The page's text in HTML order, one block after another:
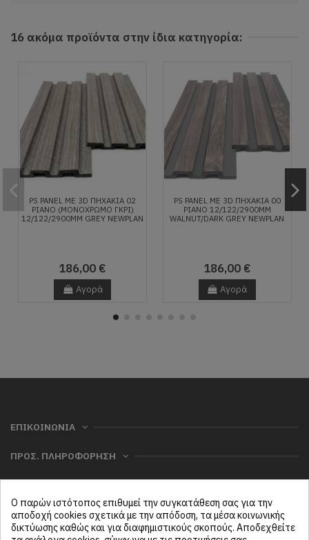
16 ακόμα προϊόντα στην ίδια κατηγορία:
PS PANEL ΜΕ 3D ΠΗΧΑΚΙΑ 02
PIANO (ΜΟΝΟΧΡΩΜΟ ΓΚΡΙ)
12/122/2900MM GREY NEWPLAN
186,00 €
Αγορά
PS PANEL ΜΕ 3D ΠΗΧΑΚΙΑ 00
PIANO 12/122/2900MM
WALNUT/DARK GREY NEWPLAN
186,00 €
Αγορά
ΕΠΙΚΟΙΝΩΝΙΑ
ΠΡΟΣ. ΠΛΗΡΟΦΟΡΗΣΗ
ΜΕΝΟΥ
Ο παρών ιστότοπος επιθυμεί την συγκατάθεση σας για την
αποδοχή cookies σχετικά με την απόδοση, τα μέσα κοινωνικής
δικτύωσης καθώς και για διαφημιστικούς σκοπούς. Αποδεχθείτε